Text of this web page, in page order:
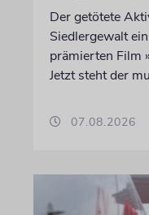
Der getötete
Siedlergewalt
prämierten Film
Jetzt steht der
07.08.2026